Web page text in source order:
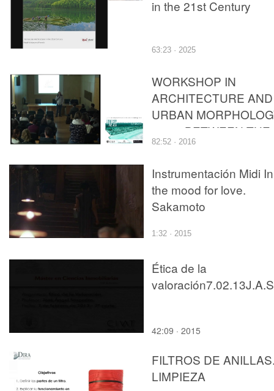
in the 21st Century
63:23 · 2025
WORKSHOP IN
ARCHITECTURE AND
URBAN
2017. BETWEEN THE
CITY THE SEA
82:52 · 2016
Instrumentación Midi In
the mood for love.
Sakamoto
1:32 · 2015
Ética de la
42:09 · 2015
FILTROS DE
LIMPIEZA